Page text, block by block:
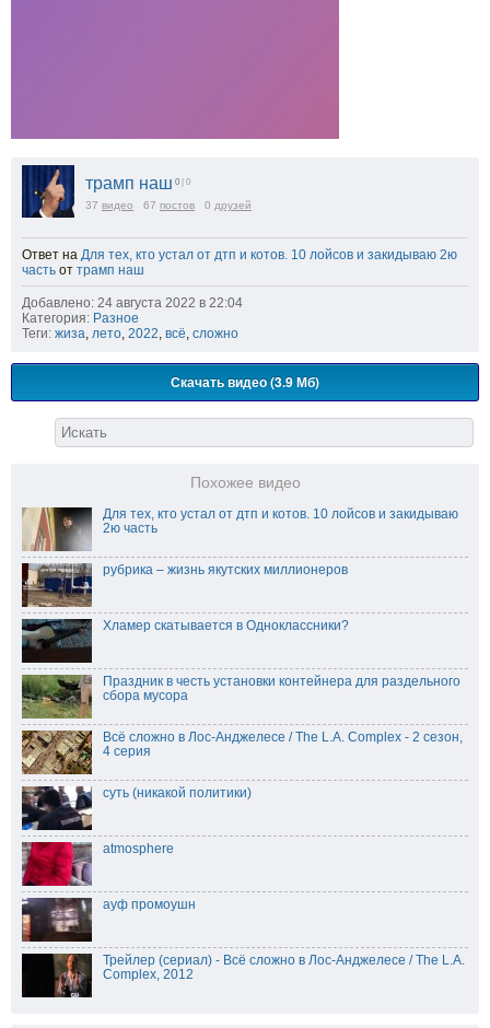
трамп наш 0 | 0
37 видео 67 постов 0 друзей
Ответ на Для тех, кто устал от дтп и котов. 10 лойсов и закидываю 2ю
часть от трамп наш
Добавлено: 24 августа 2022 в 22:04
Категория: Разное
Теги: жиза лето 2022 всё сложно
Скачать видео (3.9 Мб)
Похожее видео
Для тех, кто устал от дтп и котов. 10 лойсов и закидываю
2ю часть
рубрика – жизнь якутских миллионеров
Хламер скатывается в Одноклассники?
Праздник в честь установки контейнера для раздельного
сбора мусора
Всё сложно в Лос-Анджелесе / The L.A. Complex - 2 сезон,
4 серия
суть (никакой политики)
atmosphere
ауф промоушн
Трейлер (сериал) - Всё сложно в Лос-Анджелесе / The L.A.
Complex, 2012